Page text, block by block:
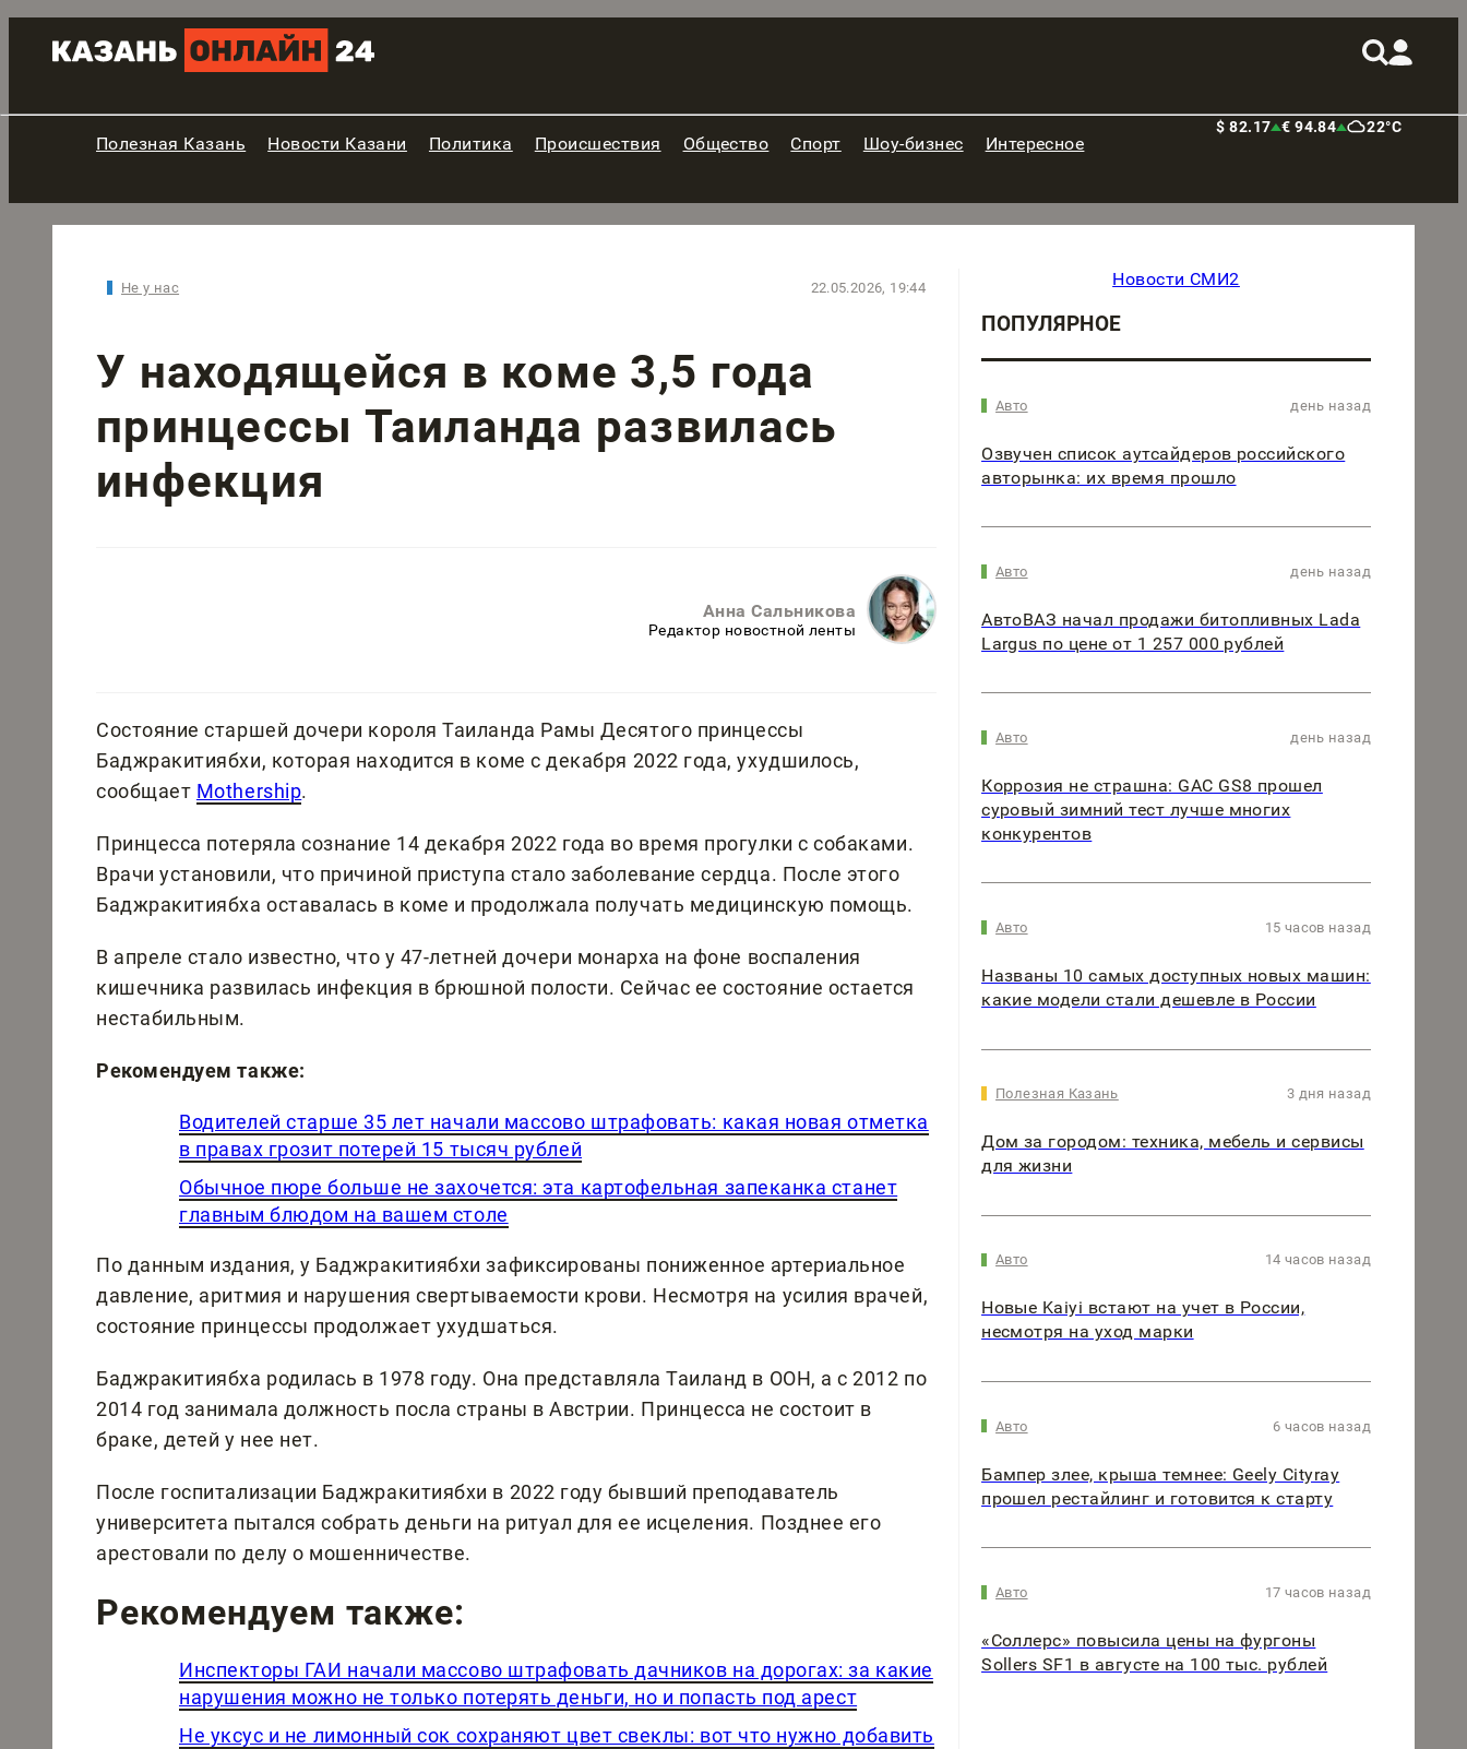
Полезная Казань Новости Казани Политика Происшествия Общество Спорт Шоу-бизнес Интересное
$ 82.17 € 94.84 22°C
Не у нас 22.05.2026, 19:44
У находящейся в коме 3,5 года
принцессы Таиланда развилась
инфекция
Анна Сальникова
Редактор новостной ленты
Состояние старшей дочери короля Таиланда Рамы Десятого принцессы
Баджракитиябхи, которая находится в коме с декабря 2022 года, ухудшилось,
сообщает Mothership.
Принцесса потеряла сознание 14 декабря 2022 года во время прогулки с собаками.
Врачи установили, что причиной приступа стало заболевание сердца. После этого
Баджракитиябха оставалась в коме и продолжала получать медицинскую помощь.
В апреле стало известно, что у 47-летней дочери монарха на фоне воспаления
кишечника развилась инфекция в брюшной полости. Сейчас ее состояние остается
нестабильным.
Рекомендуем также:
Водителей старше 35 лет начали массово штрафовать: какая новая отметка
в правах грозит потерей 15 тысяч рублей
Обычное пюре больше не захочется: эта картофельная запеканка станет
главным блюдом на вашем столе
По данным издания, у Баджракитиябхи зафиксированы пониженное артериальное
давление, аритмия и нарушения свертываемости крови. Несмотря на усилия врачей,
состояние принцессы продолжает ухудшаться.
Баджракитиябха родилась в 1978 году. Она представляла Таиланд в ООН, а с 2012 по
2014 год занимала должность посла страны в Австрии. Принцесса не состоит в
браке, детей у нее нет.
После госпитализации Баджракитиябхи в 2022 году бывший преподаватель
университета пытался собрать деньги на ритуал для ее исцеления. Позднее его
арестовали по делу о мошенничестве.
Рекомендуем также:
Инспекторы ГАИ начали массово штрафовать дачников на дорогах: за какие
нарушения можно не только потерять деньги, но и попасть под арест
Не уксус и не лимонный сок сохраняют цвет свеклы: вот что нужно добавить
Новости СМИ2
ПОПУЛЯРНОЕ
Авто день назад
Озвучен список аутсайдеров российского
авторынка: их время прошло
Авто день назад
АвтоВАЗ начал продажи битопливных Lada
Largus по цене от 1 257 000 рублей
Авто день назад
Коррозия не страшна: GAC GS8 прошел
суровый зимний тест лучше многих
конкурентов
Авто 15 часов назад
Названы 10 самых доступных новых машин:
какие модели стали дешевле в России
Полезная Казань 3 дня назад
Дом за городом: техника, мебель и сервисы
для жизни
Авто 14 часов назад
Новые Kaiyi встают на учет в России,
несмотря на уход марки
Авто 6 часов назад
Бампер злее, крыша темнее: Geely Cityray
прошел рестайлинг и готовится к старту
Авто 17 часов назад
«Соллерс» повысила цены на фургоны
Sollers SF1 в августе на 100 тыс. рублей